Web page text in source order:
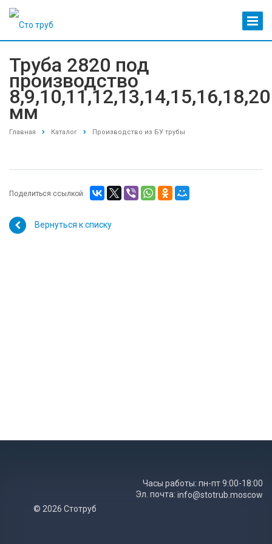
Труба 2820 под
производство
8,9,10,11,12,13,14,15,16,18,20
мм
Главная Каталог Производство из БУ трубы
Поделиться ссылкой:
Вернуться к списку
Часы работы: пн-пт 9:00-18:00
Эл. почта: info@stotrub.moscow
© 2026 Стотруб